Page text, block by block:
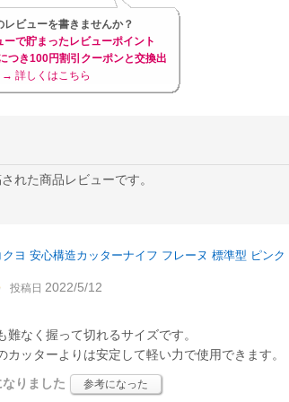
レビューを書きませんか？
ーで貯まったレビューポイント
つき100円割引クーポンと交換出
→ 詳しくはこちら
れた商品レビューです。
クヨ 安心構造カッターナイフ フレーヌ 標準型 ピンク
投稿日 2022/5/12
難なく握って切れるサイズです。
カッターよりは安定して軽い力で使用できます。
りました 参考になった